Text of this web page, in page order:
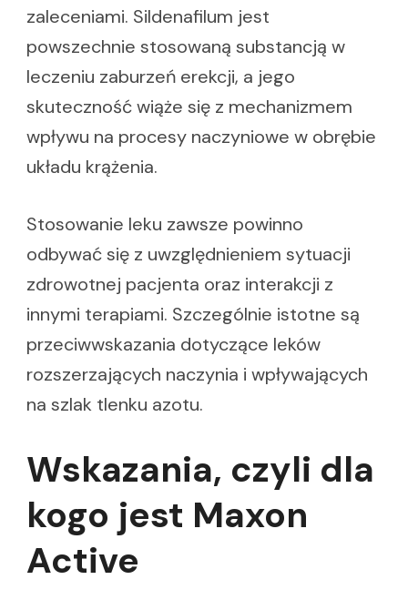
zaleceniami. Sildenafilum jest
powszechnie stosowaną substancją w
leczeniu zaburzeń erekcji, a jego
skuteczność wiąże się z mechanizmem
wpływu na procesy naczyniowe w obrębie
układu krążenia.
Stosowanie leku zawsze powinno
odbywać się z uwzględnieniem sytuacji
zdrowotnej pacjenta oraz interakcji z
innymi terapiami. Szczególnie istotne są
przeciwwskazania dotyczące leków
rozszerzających naczynia i wpływających
na szlak tlenku azotu.
Wskazania, czyli dla
kogo jest Maxon
Active